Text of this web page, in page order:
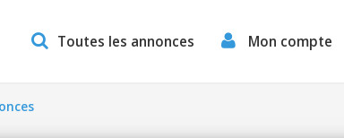
Toutes les annonces Mon compte